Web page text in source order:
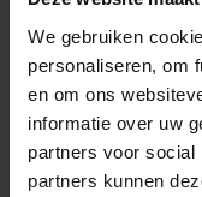
We gebruiken
personaliseren, om
en om ons
informatie over uw
partners voor social
partners kunnen
Kunststof
Kunststof deuren
Afhalen op
de buurt